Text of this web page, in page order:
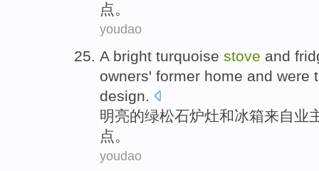
点。
youdao
A bright turquoise stove and
owners' former home and were
design.
明亮的绿松石炉灶和冰箱来自业
点。
youdao